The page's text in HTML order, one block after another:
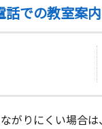
話での教室案内
がりにくい場合